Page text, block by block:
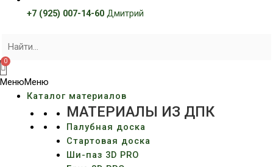
+7 (925) 007-14-60Дмитрий
МенюМеню
Каталог материалов
МАТЕРИАЛЫ ИЗ ДПК
Палубная доска
Стартовая доска
Ши-паз 3D PRO